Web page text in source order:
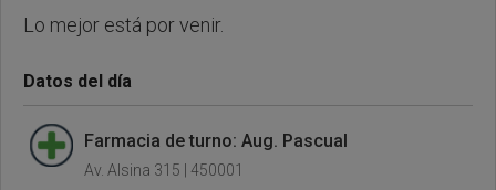
Lo mejor está por venir.
Datos del día
Farmacia de turno: Aug. Pascual
Av. Alsina 315 | 450001